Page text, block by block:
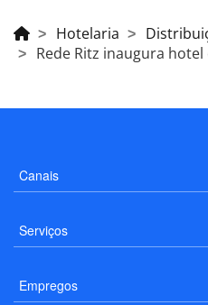
Hotelaria
Rede Ritz inaugura
Canais
Serviços
Empregos